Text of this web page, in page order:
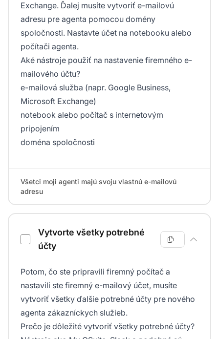
Exchange. Ďalej musíte vytvoriť e-mailovú
adresu pre agenta pomocou domény
spoločnosti. Nastavte účet na notebooku alebo
počítači agenta.
Aké nástroje použiť na nastavenie firemného e-
mailového účtu?
e-mailová služba (napr. Google Business,
Microsoft Exchange)
notebook alebo počítač s internetovým
pripojením
doména spoločnosti
Všetci moji agenti majú svoju vlastnú e-mailovú
adresu
Vytvorte všetky potrebné
účty
Potom, čo ste pripravili firemný počítač a
nastavili ste firemný e-mailový účet, musíte
vytvoriť všetky ďalšie potrebné účty pre nového
agenta zákazníckych služieb.
Prečo je dôležité vytvoriť všetky potrebné účty?